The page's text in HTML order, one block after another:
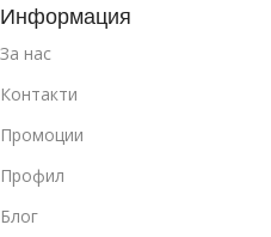
Информация
За нас
Контакти
Промоции
Профил
Блог